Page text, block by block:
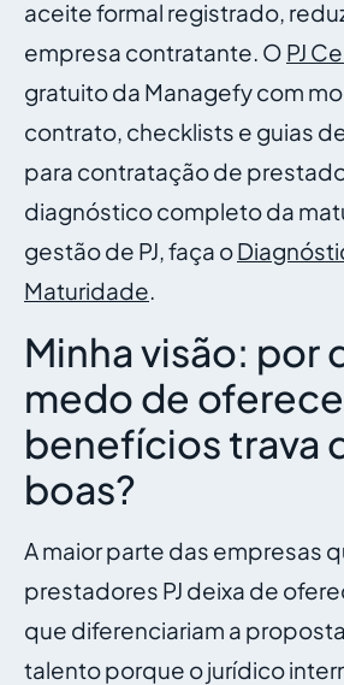
aceite formal registrado,
empresa contratante. O PJ
gratuito da Managefy com
contrato, checklists e guias
para contratação de
diagnóstico completo da
gestão de PJ, faça o
Maturidade.
Minha visão: por
medo de
benefícios trava
boas?
A maior parte das empresas
prestadores PJ deixa de
que diferenciariam a
talento porque o jurídico